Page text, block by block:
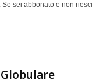
sei abbonato e non riesci
Globulare